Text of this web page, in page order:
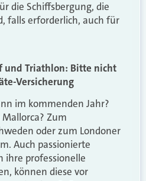
die Schiffsbergung, die
falls erforderlich, auch für
und Triathlon: Bitte nicht
Versicherung
im kommenden Jahr?
Zum
oder zum Londoner
Auch passionierte
ihre professionelle
können diese vor